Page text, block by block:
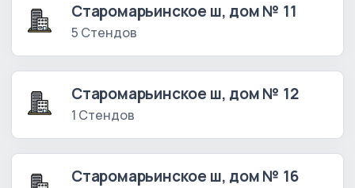
Старомарьинское ш, дом № 11
5 Стендов
Старомарьинское ш, дом № 12
1 Стендов
Старомарьинское ш, дом № 16